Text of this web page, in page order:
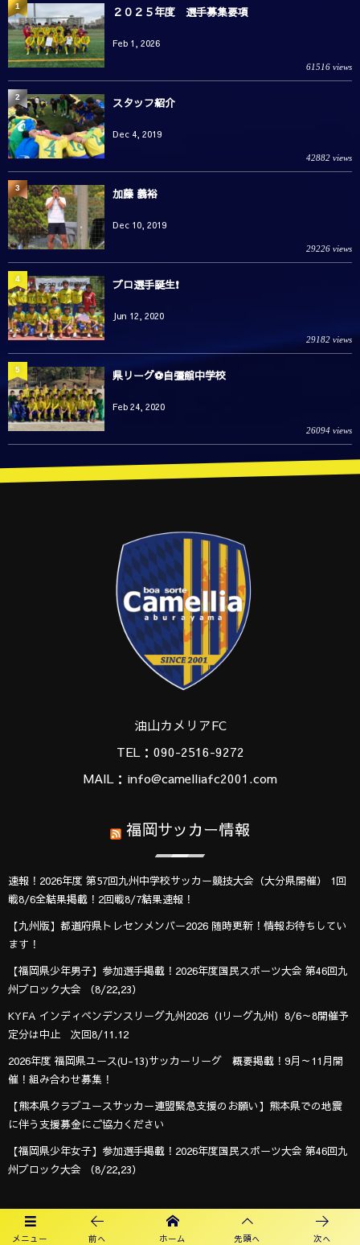
２０２５年度 選手募集要項
Feb 1, 2026
61516 views
1
スタッフ紹介
Dec 4, 2019
42882 views
2
加藤 義裕
Dec 10, 2019
29226 views
3
プロ選手誕生❗️
Jun 12, 2020
29182 views
4
県リーグ⚽️自彊館中学校
Feb 24, 2020
26094 views
5
メニュー 前へ ホーム 先頭へ 次へ
油山カメリアFC
TEL：090-2516-9272
MAIL：info@camelliafc2001.com
福岡サッカー情報
速報！2026年度 第57回九州中学校サッカー競技大会（大分県開催） 1回
戦8/6全結果掲載！2回戦8/7結果速報！
【九州版】都道府県トレセンメンバー2026 随時更新！情報お待ちしてい
ます！
【福岡県少年男子】参加選手掲載！2026年度国民スポーツ大会 第46回九
州ブロック大会 （8/22,23）
KYFA インディペンデンスリーグ九州2026（Iリーグ九州）8/6～8開催予
定分は中止 次回8/11.12
2026年度 福岡県ユース(U-13)サッカーリーグ 概要掲載！9月～11月開
催！組み合わせ募集！
【熊本県クラブユースサッカー連盟緊急支援のお願い】熊本県での地震
に伴う支援募金にご協力ください
【福岡県少年女子】参加選手掲載！2026年度国民スポーツ大会 第46回九
州ブロック大会 （8/22,23）
オフィシャルスポンサー